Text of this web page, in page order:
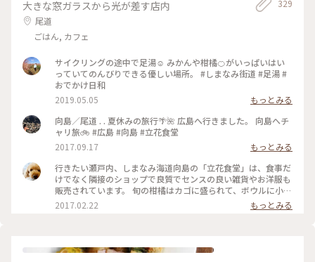
その輪を広げていくことで 平和が築いていけるのかなと思っ
大きな窓ガラスから光が差す店内
尾道
ごはん, カフェ
329
サイクリングの途中で足湯☺︎ みかんや柑橘🍊がいっぱいはい
っていてのんびりできる優しい場所。 #しまなみ街道 #足湯 #
おでかけ日和
2019.05.05
もっとみる
向島／尾道 . . 夏休みの旅行🌴🌺 広島へ行きました。 向島へチ
ャリ旅🚲 #広島 #向島 #立花食堂
2017.09.17
もっとみる
行きたい瀬戸内、しまなみ海道向島の「立花食堂」は、食事だ
けでなく隣接のショップで良質でセンスの良い雑貨やお洋服も
販売されています。 旬の柑橘はカゴに盛られて、ボウルに小銭
を入れ自分で袋にいれて持ち帰ります。 レモンの足湯（右下）
は上がテーブルになってるのでゆっくり読書やモバイルで旅程
憩されたり…ここには緩やかで穏やかな時間が流れてるようで
2017.02.22 もっとみる